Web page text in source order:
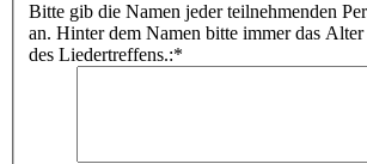
Bitte gib die Namen jeder teilnehmenden
an. Hinter dem Namen bitte immer das
des Liedertreffens.:*